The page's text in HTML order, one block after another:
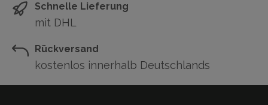
Schnelle Lieferung
mit DHL
Rückversand
kostenlos innerhalb Deutschlands